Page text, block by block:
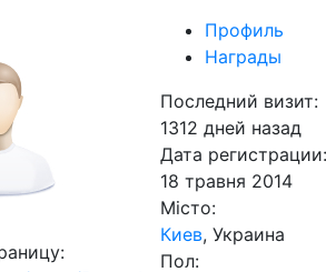
Профиль
Награды
Последний визит:
1312 дней назад
Дата регистрации:
18 травня 2014
Місто:
Киев, Украина
Пол: